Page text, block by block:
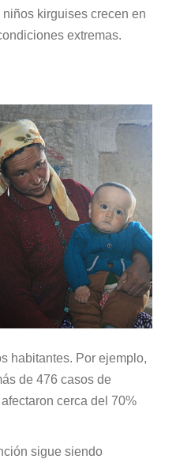
kirguises crecen en
extremas.
habitantes. Por ejemplo,
de 476 casos de
cerca del 70%
sigue siendo